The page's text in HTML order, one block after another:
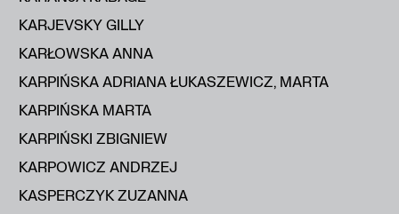
KARJEVSKY GILLY
KARŁOWSKA ANNA
KARPIŃSKA ADRIANA ŁUKASZEWICZ, MARTA
KARPIŃSKA MARTA
KARPIŃSKI ZBIGNIEW
KARPOWICZ ANDRZEJ
KASPERCZYK ZUZANNA